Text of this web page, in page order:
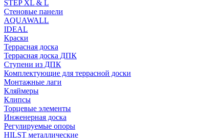
STEP XL & L
Стеновые панели
AQUAWALL
IDEAL
Краски
Террасная доска
Террасная доска ДПК
Ступени из ДПК
Комплектующие для террасной доски
Монтажные лаги
Кляймеры
Клипсы
Торцевые элементы
Инженерная доска
Регулируемые опоры
HILST металлические